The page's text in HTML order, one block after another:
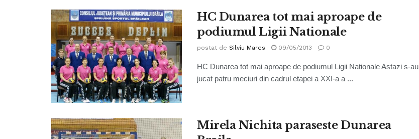
HC Dunarea tot mai aproape de
podiumul Ligii Nationale
postat de Silviu Mares 09/05/2013 0
HC Dunarea tot mai aproape de podiumul Ligii Nationale Astazi s-au
jucat patru meciuri din cadrul etapei a XXI-a a ...
Mirela Nichita paraseste Dunarea